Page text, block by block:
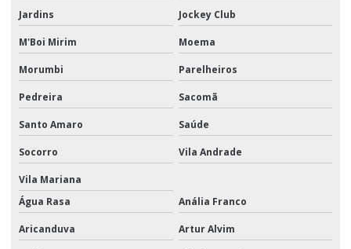
Soluções logísticas para campanhas de marketing
Soluções logísticas para campanhas promocionais
Transporte aéreo de carga
Transporte aéreo de carga empresas
Transporte aéreo de carga sp
Transporte aéreo de mercadorias
Transporte aéreo nacional
Jardins Jockey Club
M'Boi Mirim Moema
Morumbi Parelheiros
Pedreira Sacomã
Santo Amaro Saúde
Socorro Vila Andrade
Vila Mariana
Água Rasa
Anália Franco
Aricanduva Artur Alvim